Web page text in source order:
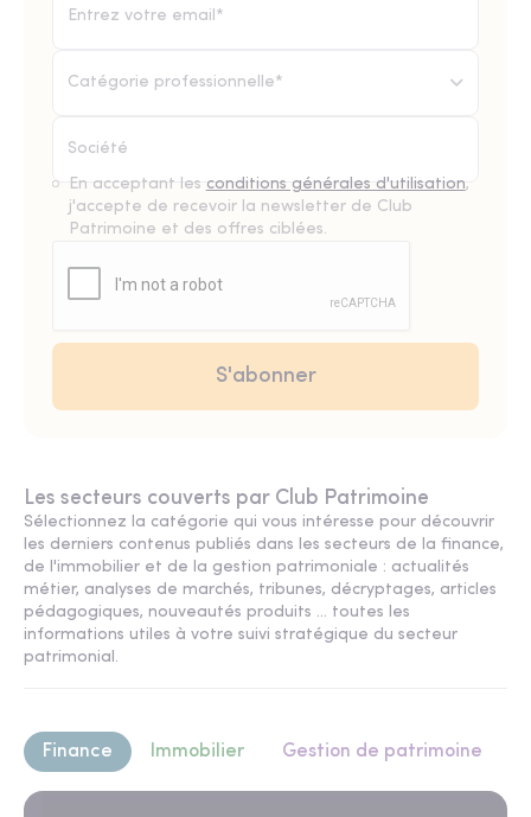
Catégorie professionnelle*
En acceptant les conditions générales d'utilisation,
j'accepte de recevoir la newsletter de Club
Patrimoine et des offres ciblées.
Les secteurs couverts par Club Patrimoine
Sélectionnez la catégorie qui vous intéresse pour découvrir
les derniers contenus publiés dans les secteurs de la finance,
de l'immobilier et de la gestion patrimoniale : actualités
métier, analyses de marchés, tribunes, décryptages, articles
pédagogiques, nouveautés produits ... toutes les
informations utiles à votre suivi stratégique du secteur
patrimonial.
Finance Immobilier Gestion de patrimoine